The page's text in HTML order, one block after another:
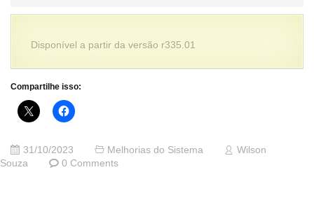
Disponível a partir da versão r335.01
Compartilhe isso:
31/10/2023 Melhorias do Sistema
Wilson
Souza
0 Comments